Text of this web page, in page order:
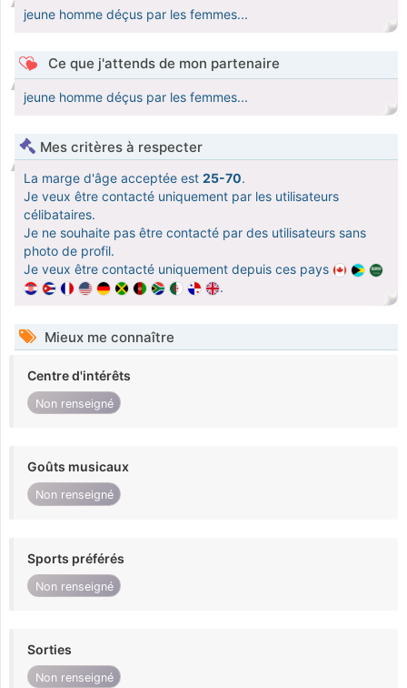
jeune homme déçus par les femmes...
Ce que j'attends de mon partenaire
jeune homme déçus par les femmes...
Mes critères à respecter
La marge d'âge acceptée est 25-70.
Je veux être contacté uniquement par les utilisateurs
célibataires.
Je ne souhaite pas être contacté par des utilisateurs sans
photo de profil.
Je veux être contacté uniquement depuis ces pays
.
Mieux me connaître
Centre d'intérêts
Non renseigné
Goûts musicaux
Non renseigné
Sports préférés
Non renseigné
Sorties
Non renseigné